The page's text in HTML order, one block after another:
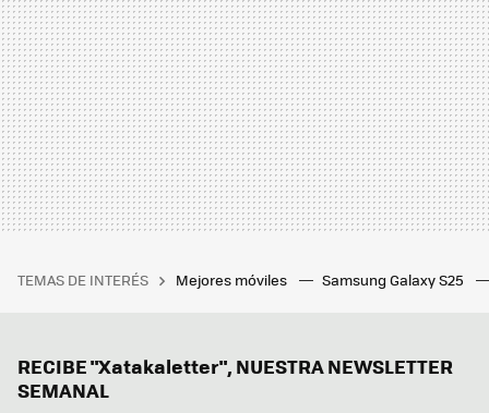
TEMAS DE INTERÉS Mejores móviles Samsung Galaxy S25
RECIBE "Xatakaletter", NUESTRA NEWSLETTER
SEMANAL